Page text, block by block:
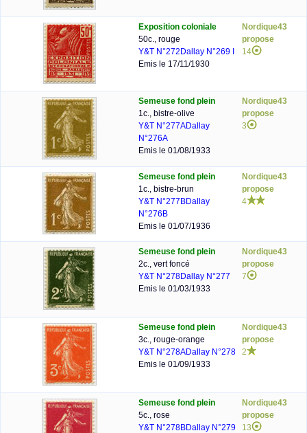
Exposition coloniale
50c., rouge
Y&T N°272 Dallay N°269 I
Emis le 17/11/1930
Nordique43
propose
14
Semeuse fond plein
1c., bistre-olive
Y&T N°277ADallay
N°276A
Emis le 01/08/1933
Nordique43
propose
3
Semeuse fond plein
1c., bistre-brun
Y&T N°277BDallay
N°276B
Emis le 01/07/1936
Nordique43
propose
4
Semeuse fond plein
2c., vert foncé
Y&T N°278Dallay N°277
Emis le 01/03/1933
Nordique43
propose
7
Semeuse fond plein
3c., rouge-orange
Y&T N°278ADallay N°278
Emis le 01/09/1933
Nordique43
propose
2
Semeuse fond plein
5c., rose
Y&T N°278BDallay N°279
Nordique43
propose
13